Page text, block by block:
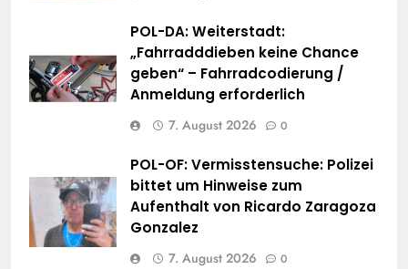
POL-DA: Weiterstadt:
„Fahrradddieben keine Chance
geben“ – Fahrradcodierung /
Anmeldung erforderlich
7. August 2026 0
POL-OF: Vermisstensuche: Polizei
bittet um Hinweise zum
Aufenthalt von Ricardo Zaragoza
Gonzalez
7. August 2026 0